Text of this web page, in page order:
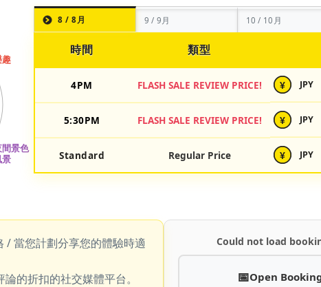
8 / 8月 9 / 9月 10 / 10月
時間 類型
4PM FLASH SALE REVIEW PRICE! ¥ JPY
5:30PM FLASH SALE REVIEW PRICE! ¥ JPY
Standard Regular Price ¥ JPY
/ 當您計劃分享您的體驗時適
的折扣的社交媒體平台。
Could not load
Open